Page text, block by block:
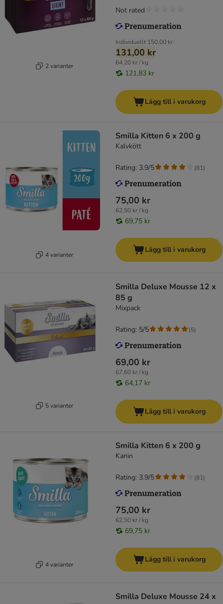
2 varianter
Individuellt 150,00 kr
131,00 kr
64,20 kr / kg
121,83 kr
Not rated
Lägg till i varukorg
4 varianter
Smilla Kitten 6 x 200 g
Kalvkött
75,00 kr
62,50 kr / kg
69,75 kr
Rating: 3.9/5 (81)
Lägg till i varukorg
5 varianter
Smilla Deluxe Mousse 12 x
85 g
Mixpack
69,00 kr
67,60 kr / kg
64,17 kr
Rating: 5/5 (5)
Lägg till i varukorg
4 varianter
Smilla Kitten 6 x 200 g
Kanin
75,00 kr
62,50 kr / kg
69,75 kr
Rating: 3.9/5 (81)
Lägg till i varukorg
Smilla Deluxe Mousse 24 x